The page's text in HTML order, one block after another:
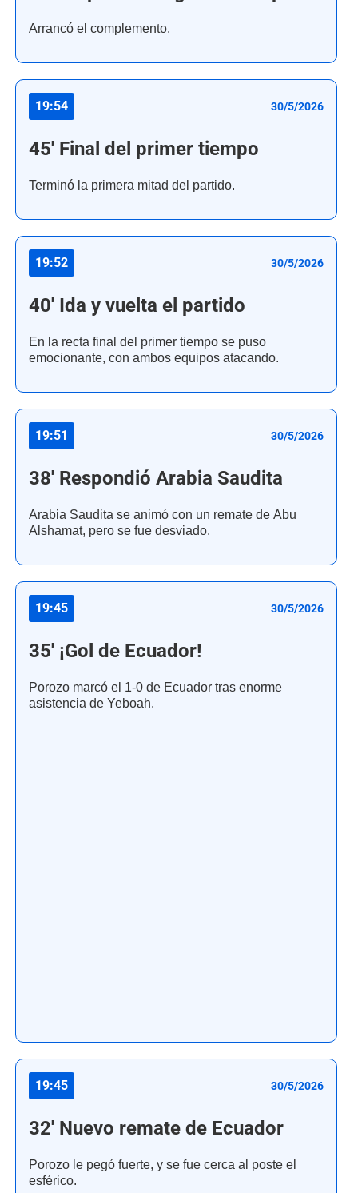
Arrancó el complemento.
19:54 30/5/2026
45' Final del primer tiempo
Terminó la primera mitad del partido.
19:52 30/5/2026
40' Ida y vuelta el partido
En la recta final del primer tiempo se puso
emocionante, con ambos equipos atacando.
19:51 30/5/2026
38' Respondió Arabia Saudita
Arabia Saudita se animó con un remate de Abu
Alshamat, pero se fue desviado.
19:45 30/5/2026
35' ¡Gol de Ecuador!
Porozo marcó el 1-0 de Ecuador tras enorme
asistencia de Yeboah.
19:45 30/5/2026
32' Nuevo remate de Ecuador
Porozo le pegó fuerte, y se fue cerca al poste el
esférico.